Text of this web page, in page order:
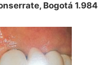
Bogotá 1.984